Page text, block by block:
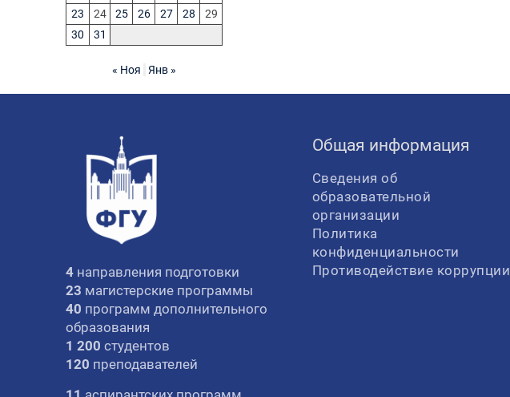
23
24 25 26 27 28
29
30
31
« Ноя Янв »
4 направления подготовки
23 магистерские программы
40 программ дополнительного
образования
1 200 студентов
120 преподавателей
Общая информация
Сведения об
образовательной
организации
Политика
конфиденциальности
Противодействие коррупции